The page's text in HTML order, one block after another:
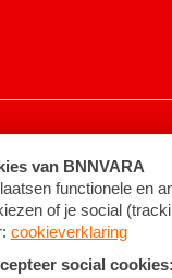
Algemene